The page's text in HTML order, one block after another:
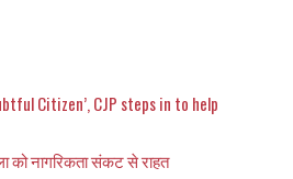
Citizen’, CJP steps in to help
को नागरिकता संकट से राहत